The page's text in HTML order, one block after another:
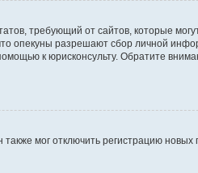
требующий от сайтов, которые
опекуны разрешают сбор личной
к юрисконсульту. Обратите
мог отключить регистрацию